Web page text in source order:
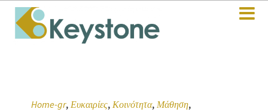
Home-gr,Ευκαιρίες,Κοινότητα,Μάθηση,